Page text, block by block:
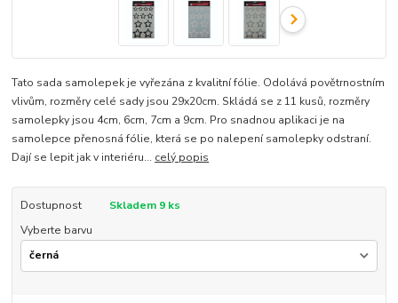
Tato sada samolepek je vyřezána z kvalitní fólie. Odolává povětrnostním
vlivům, rozměry celé sady jsou 29x20cm. Skládá se z 11 kusů, rozměry
samolepky jsou 4cm, 6cm, 7cm a 9cm. Pro snadnou aplikaci je na
samolepce přenosná fólie, která se po nalepení samolepky odstraní.
Dají se lepit jak v interiéru... celý popis
Dostupnost
Skladem 9 ks
Vyberte barvu